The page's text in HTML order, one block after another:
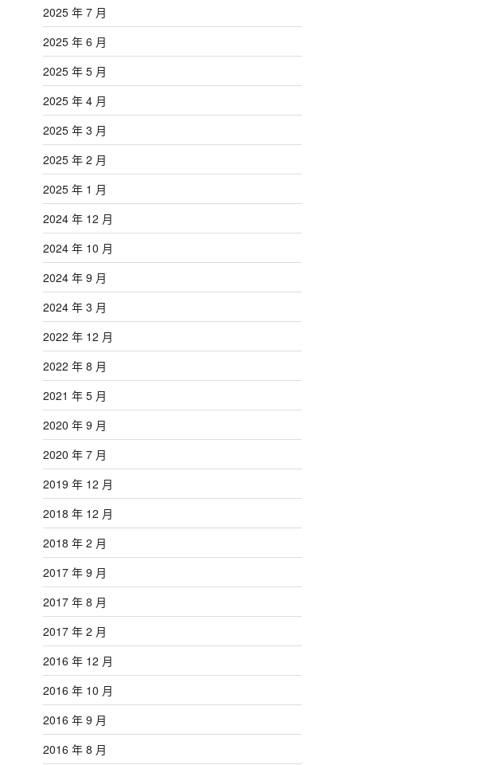
2025 年 7 月
2025 年 6 月
2025 年 5 月
2025 年 4 月
2025 年 3 月
2025 年 2 月
2025 年 1 月
2024 年 12 月
2024 年 10 月
2024 年 9 月
2024 年 3 月
2022 年 12 月
2022 年 8 月
2021 年 5 月
2020 年 9 月
2020 年 7 月
2019 年 12 月
2018 年 12 月
2018 年 2 月
2017 年 9 月
2017 年 8 月
2017 年 2 月
2016 年 12 月
2016 年 10 月
2016 年 9 月
2016 年 8 月